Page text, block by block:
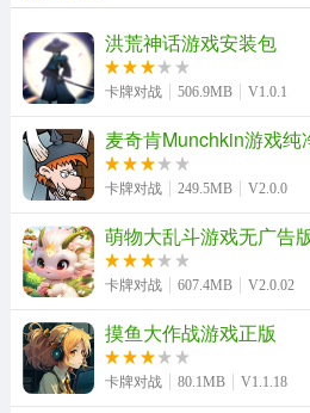
雷索纳斯游戏正版 纸牌接龙大战官方正版
光隙解语免费版 我叫MT外传游戏纯净最新版 群
轩辕剑幽冥仙途手游无广告版 航海新世界安卓版 爆笑
天域幻想手机免费版
洪荒神话游戏安装包
卡牌对战 506.9MB V1.0.1
麦奇肯Munchkin游戏纯
卡牌对战 249.5MB V2.0.0
萌物大乱斗游戏无广告
卡牌对战 607.4MB V2.0.02
摸鱼大作战游戏正版
卡牌对战 80.1MB V1.1.18